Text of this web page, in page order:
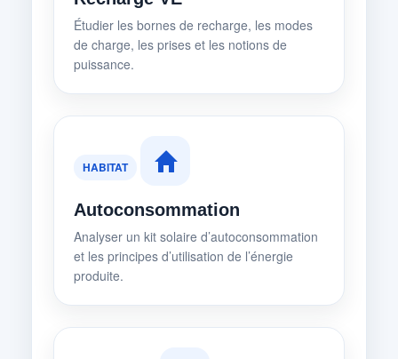
Étudier les bornes de recharge, les modes
de charge, les prises et les notions de
puissance.
HABITAT
Autoconsommation
Analyser un kit solaire d’autoconsommation
et les principes d’utilisation de l’énergie
produite.